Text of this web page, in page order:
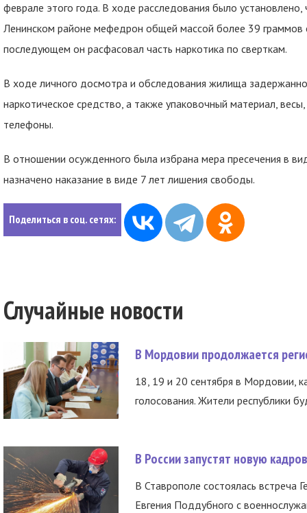
феврале этого года. В ходе расследования было установлено,
Ленинском районе мефедрон общей массой более 39
последующем он расфасовал часть наркотика по сверткам.
В ходе личного досмотра и обследования жилища
наркотическое средство, а также упаковочный материал,
телефоны.
В отношении осужденного была избрана мера пресечения в
назначено наказание в виде 7 лет лишения свободы.
Поделиться в соц. сетях:
Случайные новости
В Мордовии продолжается
18, 19 и 20 сентября в Мордовии,
голосования. Жители республики
В России запустят новую
В Ставрополе состоялась встреча
Евгения Поддубного с